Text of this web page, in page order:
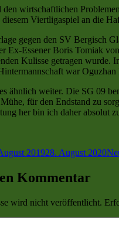
wirtschaftlichen
Viertligaspiel an die
gegen den SV Bergisch
Ex-Essener Boris Tomiak
Kulisse getragen wurde.
war
ähnlich weiter. Die SG 09
für den Endstand zu
her bin ich daher absolut
201928. August 2020
Kommentar
wird nicht veröffentlicht.